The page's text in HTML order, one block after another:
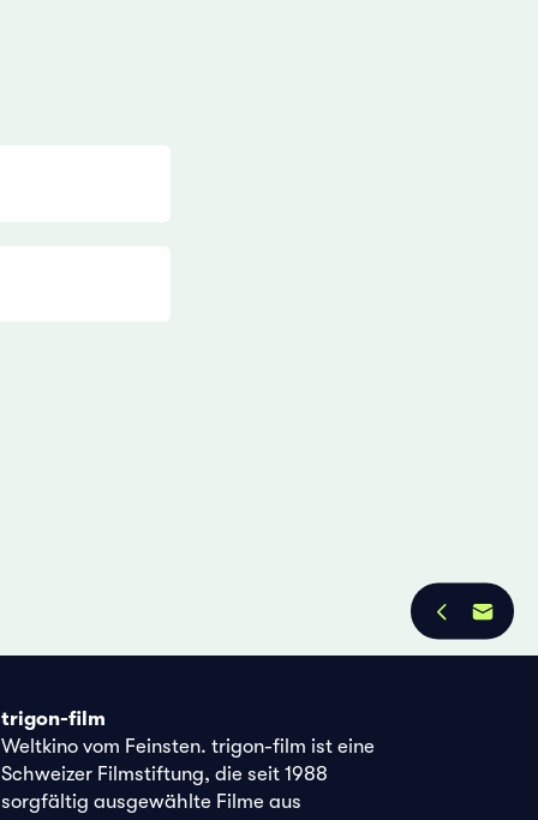
trigon-film
Weltkino vom Feinsten. trigon-film ist eine
Schweizer Filmstiftung, die seit 1988
sorgfältig ausgewählte Filme aus